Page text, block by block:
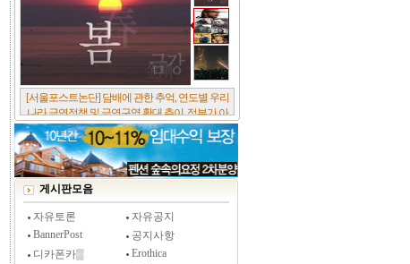
[서울포스트논단] 담배에 관한 추억, 연도별 우리
나라 금연정책 및 금연구역 확대 추이, 정부가 아
무리 더 해롭다고 사기를 쳐대도 피워 본 사람은
다 안다, 전자담배시장은 10년새 폭발적 증가세..
[시사저널 인터뷰] 윤방부 연세대 의대 명예교수,
"골초에게 전자담배를 허하라"
게시판모음
자유토론
자유공지
BannerPost
공지사항
디카폰카▒
Erothica